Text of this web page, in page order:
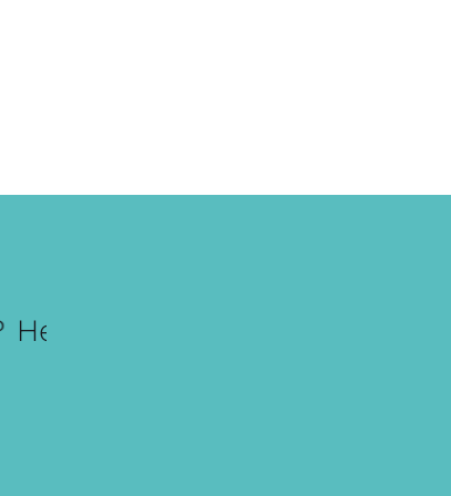
Heb je vragen of opmerkingen ?